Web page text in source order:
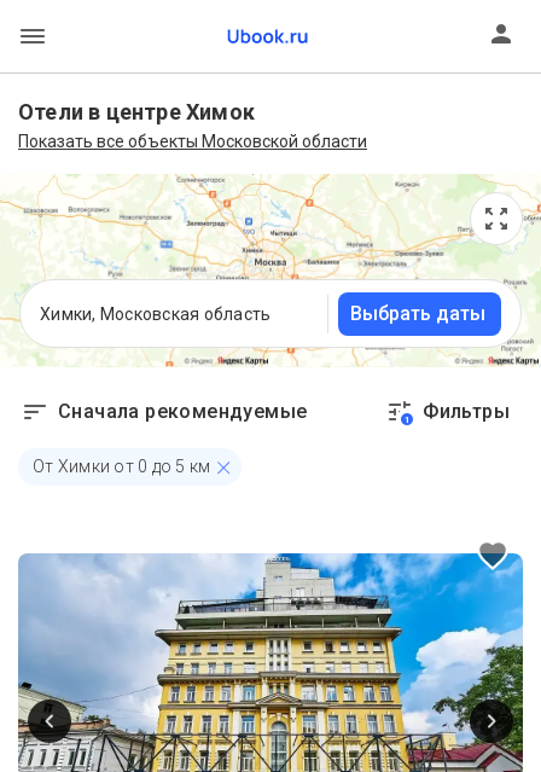
Отели в центре Химок
Показать все объекты Московской области
Химки, Московская область Выбрать даты
Сначала рекомендуемые 1 Фильтры
От Химки от 0 до 5 км